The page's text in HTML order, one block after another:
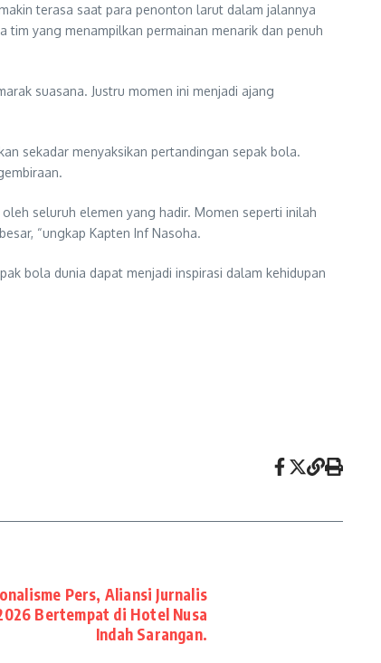
terasa saat para penonton larut dalam jalannya
yang menampilkan permainan menarik dan penuh
suasana. Justru momen ini menjadi ajang
sekadar menyaksikan pertandingan sepak bola.
seluruh elemen yang hadir. Momen seperti inilah
“ungkap Kapten Inf Nasoha.
bola dunia dapat menjadi inspirasi dalam kehidupan
Pers, Aliansi Jurnalis
Bertempat di Hotel Nusa
Indah Sarangan.